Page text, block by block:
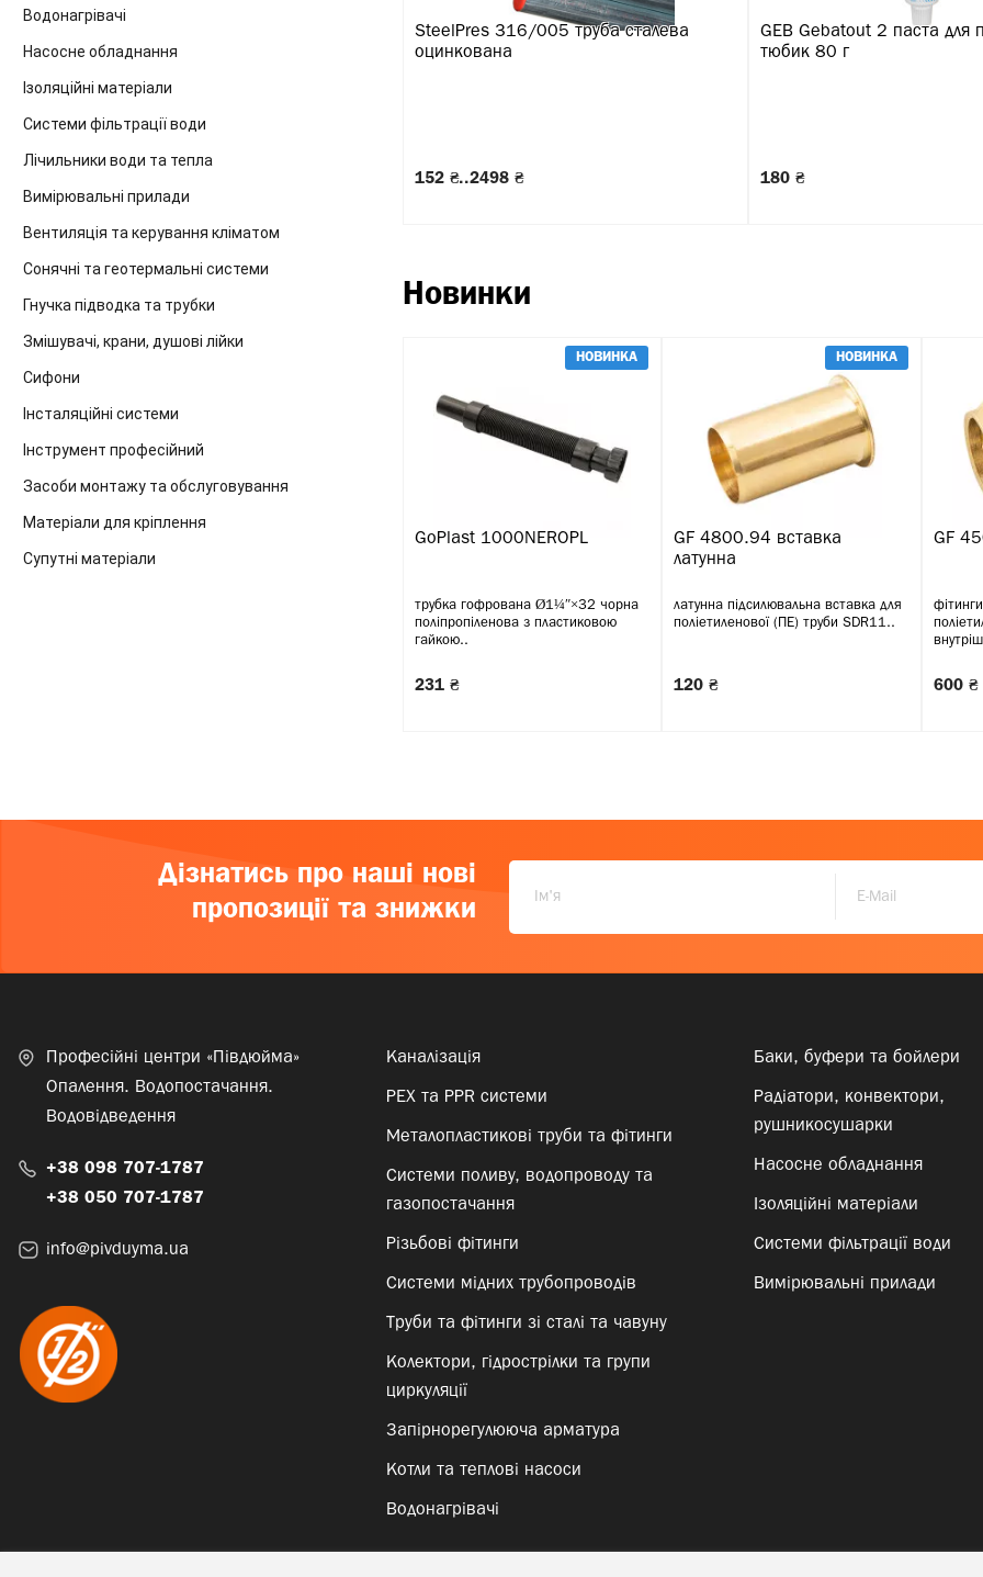
Водонагрівачі
Насосне обладнання
Ізоляційні матеріали
Системи фільтрації води
Лічильники води та тепла
Вимірювальні прилади
Вентиляція та керування кліматом
Сонячні та геотермальні системи
Гнучка підводка та трубки
Змішувачі, крани, душові лійки
Сифони
Інсталяційні системи
Інструмент професійний
Засоби монтажу та обслуговування
Матеріали для кріплення
Супутні матеріали
SteelPres 316/005 труба сталева
оцинкована
152 ₴..2498 ₴
GEB Gebatout 2 паста для
тюбик 80 г
180 ₴
Новинки
НОВИНКА
GoPlast 1000NEROPL
трубка гофрована Ø1¼″×32 чорна
поліпропіленова з пластиковою
гайкою..
231 ₴
НОВИНКА
GF 4800.94 вставка
латунна
латунна підсилювальна вставка для
поліетиленової (ПЕ) труби SDR11..
120 ₴
GF
600 ₴
Дізнатись про наші нові
пропозиції та знижки
Професійні центри «Півдюйма»
Опалення. Водопостачання.
Водовідведення
+38 098 707-1787
+38 050 707-1787
info@pivduyma.ua
Каналізація
PEX та PPR системи
Металопластикові труби та фітинги
Системи поливу, водопроводу та
газопостачання
Різьбові фітинги
Системи мідних трубопроводів
Труби та фітинги зі сталі та чавуну
Колектори, гідрострілки та групи
циркуляції
Запірнорегулююча арматура
Котли та теплові насоси
Водонагрівачі
Баки, буфери та бойлери
Радіатори, конвектори,
рушникосушарки
Насосне обладнання
Ізоляційні матеріали
Системи фільтрації води
Вимірювальні прилади